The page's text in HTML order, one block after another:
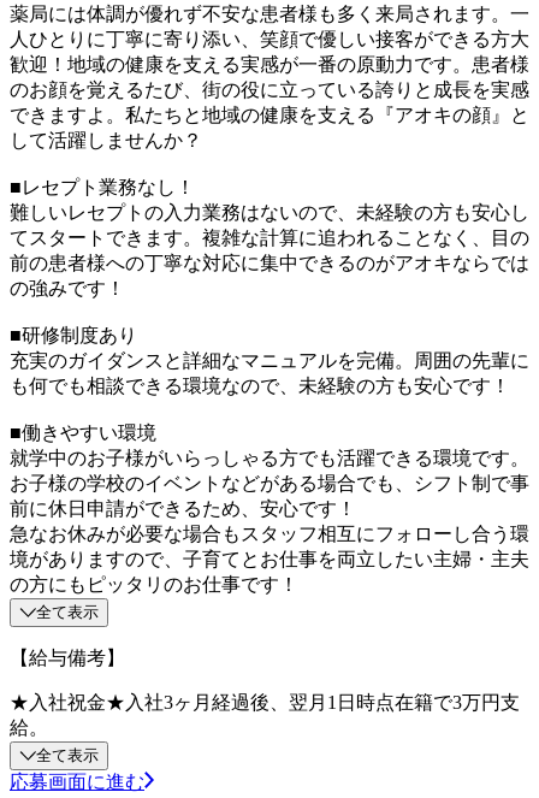
薬局には体調が優れず不安な患者様も多く来局されます。一
人ひとりに丁寧に寄り添い、笑顔で優しい接客ができる方大
歓迎！地域の健康を支える実感が一番の原動力です。患者様
のお顔を覚えるたび、街の役に立っている誇りと成長を実感
できますよ。私たちと地域の健康を支える『アオキの顔』と
して活躍しませんか？
■レセプト業務なし！
難しいレセプトの入力業務はないので、未経験の方も安心し
てスタートできます。複雑な計算に追われることなく、目の
前の患者様への丁寧な対応に集中できるのがアオキならでは
の強みです！
■研修制度あり
充実のガイダンスと詳細なマニュアルを完備。周囲の先輩に
も何でも相談できる環境なので、未経験の方も安心です！
■働きやすい環境
就学中のお子様がいらっしゃる方でも活躍できる環境です。
お子様の学校のイベントなどがある場合でも、シフト制で事
前に休日申請ができるため、安心です！
急なお休みが必要な場合もスタッフ相互にフォローし合う環
境がありますので、子育てとお仕事を両立したい主婦・主夫
の方にもピッタリのお仕事です！
全て表示
【給与備考】
★入社祝金★入社3ヶ月経過後、翌月1日時点在籍で3万円支
給。
全て表示
応募画面に進む